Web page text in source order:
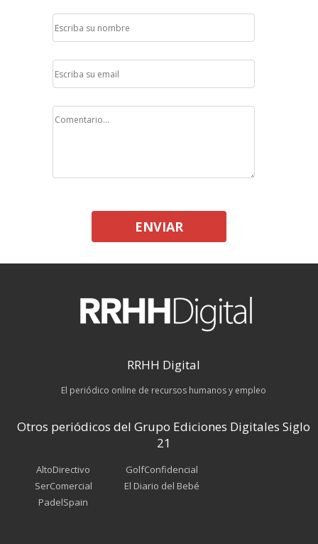
ENVIAR
RRHH Digital
El periódico online de recursos humanos y empleo
Otros periódicos del Grupo Ediciones Digitales Siglo
21
AltoDirectivo
SerComercial
PadelSpain
GolfConfidencial
El Diario del Bebé